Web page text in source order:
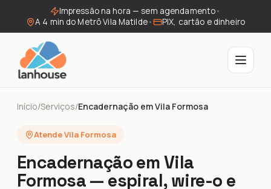
Impressão na hora — sem agendamento•
A 4 min do Metrô Vila Matilde• PIX, cartão e dinheiro
Início/Serviços/Encadernação em Vila Formosa
Atende Vila Formosa
Encadernação em Vila
Formosa — espiral, wire-o e